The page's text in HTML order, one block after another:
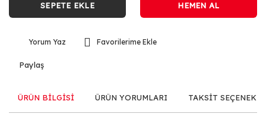
SEPETE EKLE HEMEN AL
Yorum Yaz
Paylaş
ÜRÜN BİLGİSİ ÜRÜN YORUMLARI TAKSİT